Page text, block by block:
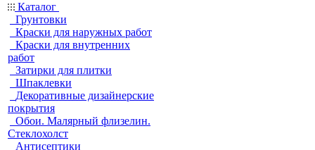
Каталог
Грунтовки
Краски для наружных работ
Краски для внутренних
работ
Затирки для плитки
Шпаклевки
Декоративные дизайнерские
покрытия
Обои. Малярный флизелин.
Стеклохолст
Антисептики